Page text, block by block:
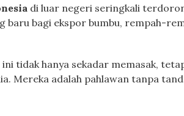
di luar negeri seringkali
baru bagi ekspor bumbu, rempah-
tidak hanya sekadar memasak,
Mereka adalah pahlawan tanpa